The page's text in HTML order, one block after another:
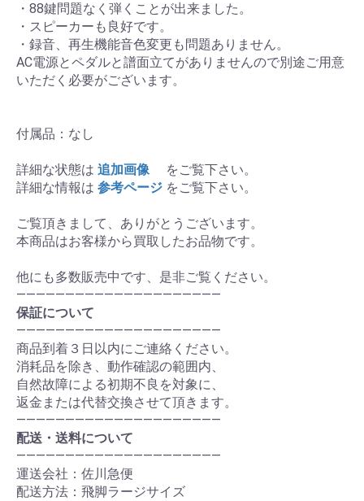
・88鍵問題なく弾くことが出来ました。
・スピーカーも良好です。
・録音、再生機能音色変更も問題ありません。
AC電源とペダルと譜面立てがありませんので別途ご用意
いただく必要がございます。
付属品：なし
詳細な状態は 追加画像
をご覧下さい。
詳細な情報は 参考ページ をご覧下さい。
ご覧頂きまして、ありがとうございます。
本商品はお客様から買取したお品物です。
他にも多数販売中です、是非ご覧ください。
―――――――――――――――――――――
保証について
―――――――――――――――――――――
商品到着３日以内にご連絡ください。
消耗品を除き、動作確認の範囲内、
自然故障による初期不良を対象に、
返金または代替交換させて頂きます。
―――――――――――――――――――――
配送・送料について
―――――――――――――――――――――
運送会社：佐川急便
配送方法：飛脚ラージサイズ